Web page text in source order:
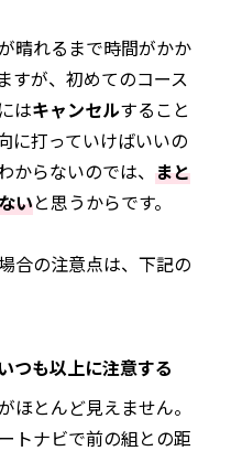
晴れるまで時間がかか
すが、初めてのコース
はキャンセルすること
に打っていけばいいの
からないのでは、 まと
いと思うからです。
合の注意点は、下記の
つも以上に注意する
ほとんど見えません。
トナビで前の組との距